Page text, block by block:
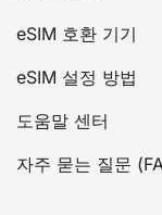
eSIM 호환 기기
eSIM 설정 방법
도움말 센터
자주 묻는 질문